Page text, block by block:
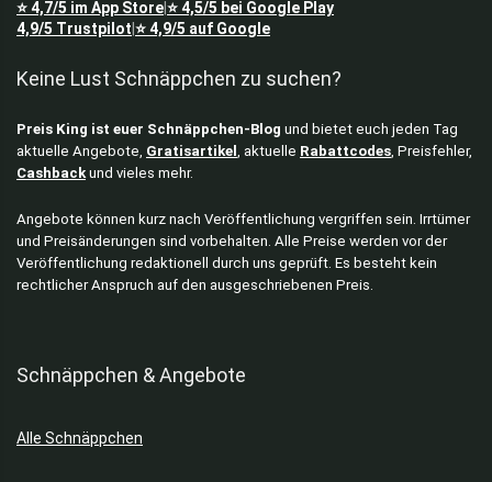
⭐4,7/5 im App Store⭐4,5/5 bei Google Play
4,9/5 Trustpilot ⭐4,9/5 auf Google
Keine Lust Schnäppchen zu suchen?
Preis King ist euer Schnäppchen-Blog und bietet euch jeden Tag
aktuelle Angebote, Gratisartikel , aktuelle Rabattcodes , Preisfehler,
Cashback und vieles mehr.
Angebote können kurz nach Veröffentlichung vergriffen sein. Irrtümer
und Preisänderungen sind vorbehalten. Alle Preise werden vor der
Veröffentlichung redaktionell durch uns geprüft. Es besteht kein
rechtlicher Anspruch auf den ausgeschriebenen Preis.
Schnäppchen & Angebote
Alle Schnäppchen